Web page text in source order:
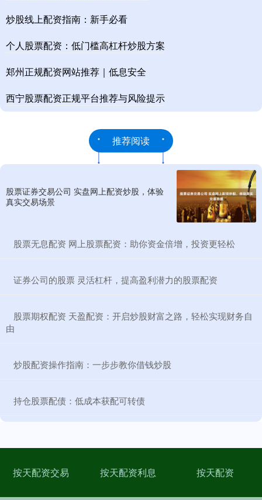
炒股线上配资指南：新手必看
个人股票配资：低门槛高杠杆炒股方案
郑州正规配资网站推荐｜低息安全
西宁股票配资正规平台推荐与风险提示
推荐阅读
股票证券交易公司 实盘网上配资炒股，体验
真实交易场景
​股票无息配资 网上股票配资：助你资金倍增，投资更轻松
​证券公司的股票 灵活杠杆，提高盈利潜力的股票配资
​股票期权配资 天盈配资：开启炒股财富之路，轻松实现财务自
由
​炒股配资操作指南：一步步教你借钱炒股
​持仓股票配债：低成本获配可转债
按天配资交易 按天配资利息 按天配资